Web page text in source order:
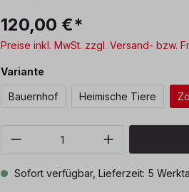
120,00 €*
Preise inkl. MwSt. zzgl. Versand- bzw.
Variante
Bauernhof Heimische Tiere
Produkt Anzahl: Gib
Sofort verfügbar, Lieferzeit: 5